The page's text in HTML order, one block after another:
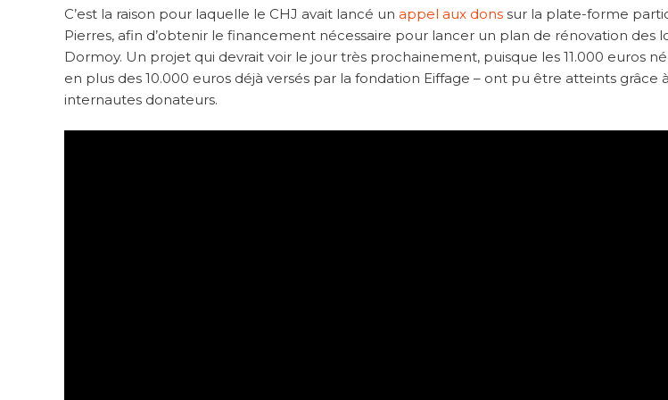
C’est la raison pour laquelle le CHJ avait lancé un appel aux dons sur la plate-forme
Pierres, afin d’obtenir le financement nécessaire pour lancer un plan de rénovation des
Dormoy. Un projet qui devrait voir le jour très prochainement, puisque les 11.000 euros
en plus des 10.000 euros déjà versés par la fondation Eiffage – ont pu être atteints grâce
internautes donateurs.